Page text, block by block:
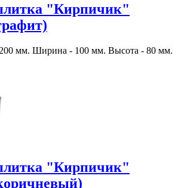
"Кирпичик"
мм. Ширина - 100 мм. Высота - 80 мм.
"Кирпичик"